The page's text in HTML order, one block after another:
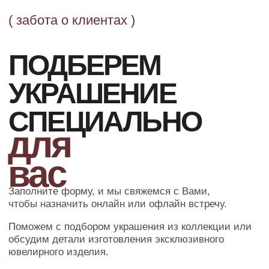
Добавьте товар в корзину и введите
свои контактные данные
во всплывающем окне
ОФОРМЛЕНИЕ ЗАКАЗА
Наш менеджер свяжется с Вами
в ближайшее время для уточнения
ПОДТВЕРЖДЕНИЕ